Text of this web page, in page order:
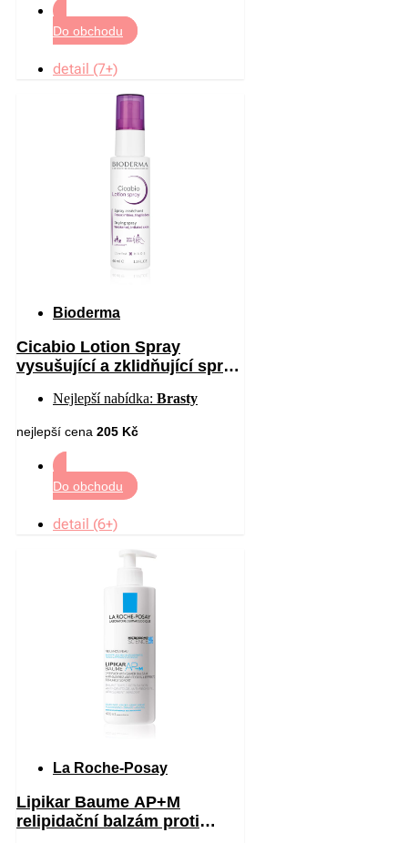
Do obchodu
detail (7+)
Bioderma
Cicabio Lotion Spray
vysušující a zklidňující sprej
Nejlepší nabídka: Brasty
nejlepší cena 205 Kč
Do obchodu
detail (6+)
La Roche-Posay
Lipikar Baume AP+M
relipidační balzám proti